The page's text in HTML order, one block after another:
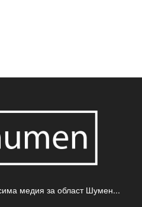
медия за област Шумен...